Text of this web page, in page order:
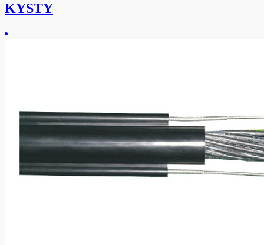
KYSTY